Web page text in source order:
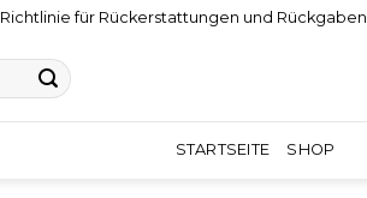
Richtlinie für Rückerstattungen und Rückgaben
STARTSEITE SHOP